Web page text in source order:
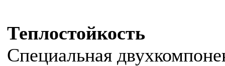
Теплостойкость
Специальная